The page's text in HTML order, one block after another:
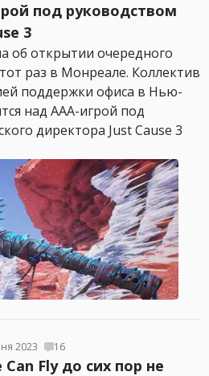
под руководством
3
об открытии очередного
раз в Монреале. Коллектив
поддержки офиса в Нью-
над AAA-игрой под
директора Just Cause 3
2023 16
Fly до сих пор не